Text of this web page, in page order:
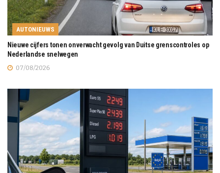
AUTONIEUWS
Nieuwe cijfers tonen onverwacht gevolg van Duitse grenscontroles op
Nederlandse snelwegen
07/08/2026